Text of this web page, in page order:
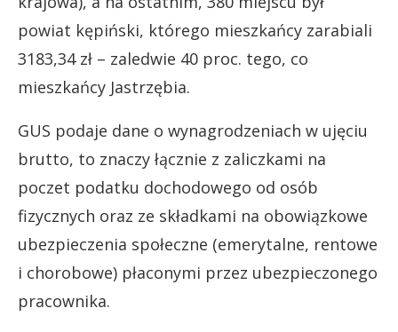
powiat kępiński, którego mieszkańcy zarabiali
3183,34 zł – zaledwie 40 proc. tego, co
mieszkańcy Jastrzębia.
GUS podaje dane o wynagrodzeniach w ujęciu
brutto, to znaczy łącznie z zaliczkami na
poczet podatku dochodowego od osób
fizycznych oraz ze składkami na obowiązkowe
ubezpieczenia społeczne (emerytalne, rentowe
i chorobowe) płaconymi przez ubezpieczonego
pracownika.